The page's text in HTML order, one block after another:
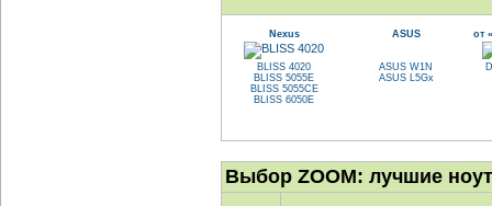
Nexus ASUS от
BLISS 4020
BLISS 5055E
BLISS 5055CE
BLISS 6050E
ASUS W1N
ASUS L5Gx
Выбор ZOOM: лучшие